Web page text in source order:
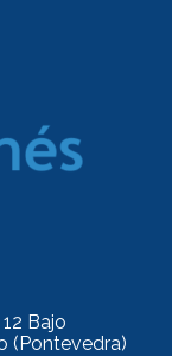
Bajo
(Pontevedra)